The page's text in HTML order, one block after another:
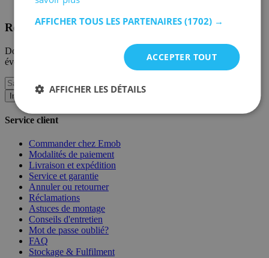
Recevez nos nouvelles collections et promotions.
Donnez-nous votre e-mail et vous serez informé des derniers
événements sur une base mensuelle.
Inscription
Service client
Commander chez Emob
Modalités de paiement
Livraison et expédition
Service et garantie
Annuler ou retourner
Réclamations
Astuces de montage
Conseils d'entretien
Mot de passe oublié?
FAQ
Stockage & Fulfilment
AFFICHER TOUS LES PARTENAIRES (1702) →
ACCEPTER TOUT
AFFICHER LES DÉTAILS